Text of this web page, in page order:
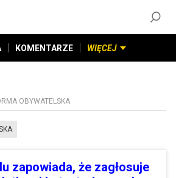
KOMENTARZE WIĘCEJ
OBYWATELSKA
zapowiada, że zagłosuje